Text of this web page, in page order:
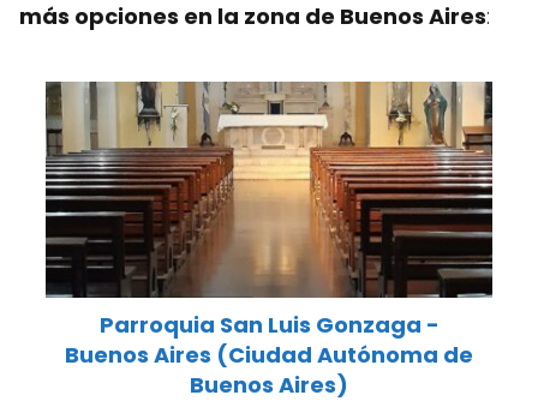
más opciones en la zona de Buenos Aires:
Parroquia San Luis Gonzaga -
Buenos Aires (Ciudad Autónoma de
Buenos Aires)